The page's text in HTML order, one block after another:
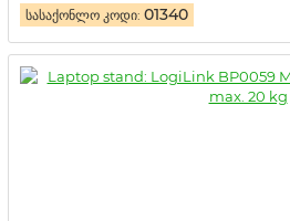
სასაქონლო კოდი: 01340